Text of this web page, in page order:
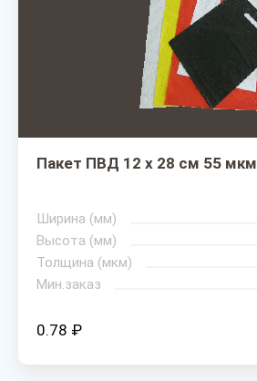
Пакет ПВД 12 х 28 см 55 мкм
Ширина (мм)
Высота (мм)
Толщина (мкм)
Мин.заказ
0.78 ₽